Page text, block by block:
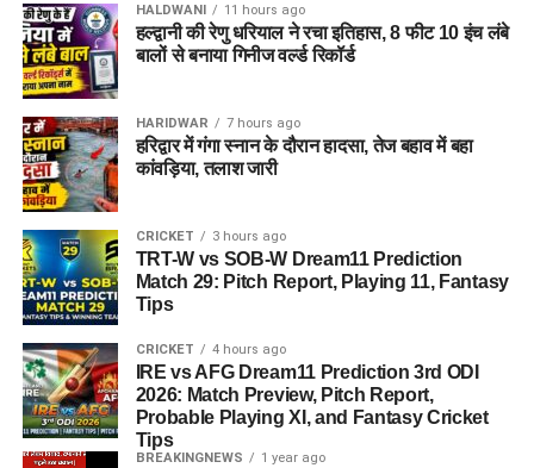
HALDWANI 11 hours ago
हल्द्वानी की रेणु धरियाल ने रचा इतिहास, 8 फीट 10 इंच लंबे
बालों से बनाया गिनीज वर्ल्ड रिकॉर्ड
HARIDWAR 7 hours ago
हरिद्वार में गंगा स्नान के दौरान हादसा, तेज बहाव में बहा
कांवड़िया, तलाश जारी
CRICKET 3 hours ago
TRT-W vs SOB-W Dream11 Prediction
Match 29: Pitch Report, Playing 11, Fantasy
Tips
CRICKET 4 hours ago
IRE vs AFG Dream11 Prediction 3rd ODI
2026: Match Preview, Pitch Report,
Probable Playing XI, and Fantasy Cricket
Tips
BREAKINGNEWS 1 year ago